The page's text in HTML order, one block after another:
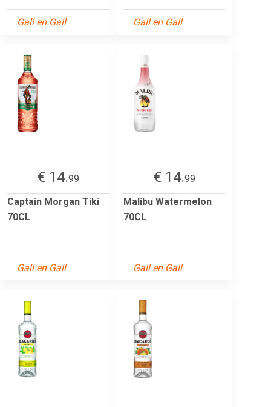
Gall en Gall Gall en Gall
€ 14.99
Captain Morgan Tiki
70CL
Gall en Gall
€ 14.99
Malibu Watermelon
70CL
Gall en Gall